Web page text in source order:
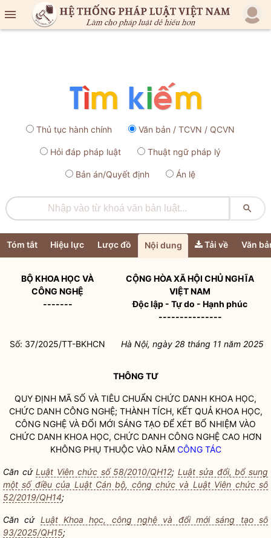

Thủ tục hành chính Văn bản / TCVN / QCVN
Hỏi đáp pháp luật Thuật ngữ pháp lý
Bản án/Quyết định Án lệ

Tóm tắt Hiệu lực Lược đồ Nội dung Tải về Văn
BỘ KHOA HỌC VÀ
CÔNG NGHỆ
-------
CỘNG HÒA XÃ HỘI CHỦ NGHĨA
VIỆT NAM
Độc lập - Tự do - Hạnh phúc
---------------
Số: 37/2025/TT-BKHCN Hà Nội, ngày 28 tháng 11 năm 2025
THÔNG TƯ
QUY ĐỊNH MÃ SỐ VÀ TIÊU CHUẨN CHỨC DANH KHOA HỌC,
CHỨC DANH CÔNG NGHỆ; THÀNH TÍCH, KẾT QUẢ KHOA HỌC,
CÔNG NGHỆ VÀ ĐỔI MỚI SÁNG TẠO ĐỂ XÉT BỔ NHIỆM VÀO
CHỨC DANH KHOA HỌC, CHỨC DANH CÔNG NGHỆ CAO HƠN
KHÔNG PHỤ THUỘC VÀO NĂM CÔNG TÁC
Căn cứLuật Viên chức số 58/2010/QH12;Luật sửa đổi, bổ sung
một số điều của Luật Cán bộ, công chức và Luật Viên chức số
52/2019/QH14;
Căn cứ Luật Khoa học, công nghệ và đổi mới sáng tạo số
93/2025/QH15;